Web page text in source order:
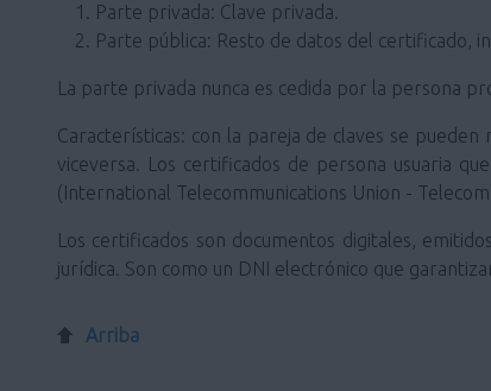
Parte privada: Clave privada.
Parte pública: Resto de datos del certificado,
La parte privada nunca es cedida por la persona
Características: con la pareja de claves se
viceversa. Los certificados de persona usuaria
(International Telecommunications Union -
Los certificados son documentos digitales,
jurídica. Son como un DNI electrónico que
Arriba